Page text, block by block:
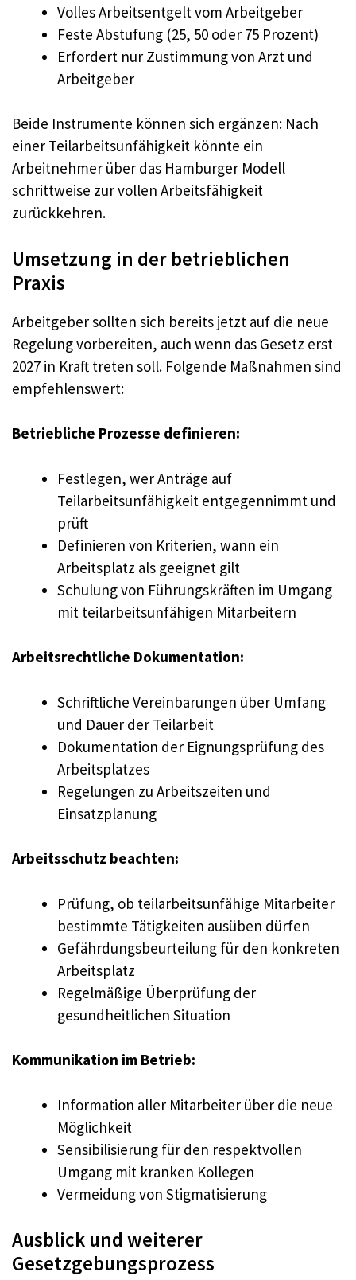
Volles Arbeitsentgelt vom Arbeitgeber
Feste Abstufung (25, 50 oder 75 Prozent)
Erfordert nur Zustimmung von Arzt und
Arbeitgeber
Beide Instrumente können sich ergänzen: Nach
einer Teilarbeitsunfähigkeit könnte ein
Arbeitnehmer über das Hamburger Modell
schrittweise zur vollen Arbeitsfähigkeit
zurückkehren.
Umsetzung in der betrieblichen
Praxis
Arbeitgeber sollten sich bereits jetzt auf die neue
Regelung vorbereiten, auch wenn das Gesetz erst
2027 in Kraft treten soll. Folgende Maßnahmen sind
empfehlenswert:
Betriebliche Prozesse definieren:
Festlegen, wer Anträge auf
Teilarbeitsunfähigkeit entgegennimmt und
prüft
Definieren von Kriterien, wann ein
Arbeitsplatz als geeignet gilt
Schulung von Führungskräften im Umgang
mit teilarbeitsunfähigen Mitarbeitern
Arbeitsrechtliche Dokumentation:
Schriftliche Vereinbarungen über Umfang
und Dauer der Teilarbeit
Dokumentation der Eignungsprüfung des
Arbeitsplatzes
Regelungen zu Arbeitszeiten und
Einsatzplanung
Arbeitsschutz beachten:
Prüfung, ob teilarbeitsunfähige Mitarbeiter
bestimmte Tätigkeiten ausüben dürfen
Gefährdungsbeurteilung für den konkreten
Arbeitsplatz
Regelmäßige Überprüfung der
gesundheitlichen Situation
Kommunikation im Betrieb:
Information aller Mitarbeiter über die neue
Möglichkeit
Sensibilisierung für den respektvollen
Umgang mit kranken Kollegen
Vermeidung von Stigmatisierung
Ausblick und weiterer
Gesetzgebungsprozess